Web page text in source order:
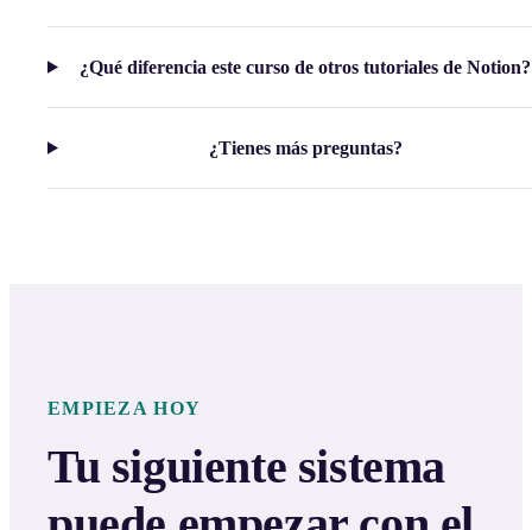
¿Qué diferencia este curso de otros tutoriales de Notion?
¿Tienes más preguntas?
EMPIEZA HOY
Tu siguiente sistema